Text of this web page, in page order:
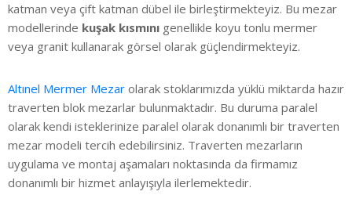
katman veya çift katman dübel ile birleştirmekteyiz. Bu mezar
modellerinde kuşak kısmını genellikle koyu tonlu mermer
veya granit kullanarak görsel olarak güçlendirmekteyiz.
Altınel Mermer Mezar olarak stoklarımızda yüklü miktarda hazır
traverten blok mezarlar bulunmaktadır. Bu duruma paralel
olarak kendi isteklerinize paralel olarak donanımlı bir traverten
mezar modeli tercih edebilirsiniz. Traverten mezarların
uygulama ve montaj aşamaları noktasında da firmamız
donanımlı bir hizmet anlayışıyla ilerlemektedir.